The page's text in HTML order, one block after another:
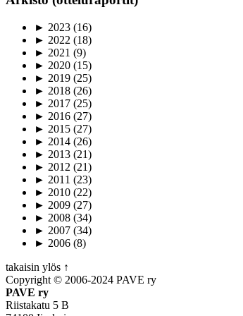
► 2023 (16)
► 2022 (18)
► 2021 (9)
► 2020 (15)
► 2019 (25)
► 2018 (26)
► 2017 (25)
► 2016 (27)
► 2015 (27)
► 2014 (26)
► 2013 (21)
► 2012 (21)
► 2011 (23)
► 2010 (22)
► 2009 (27)
► 2008 (34)
► 2007 (34)
► 2006 (8)
takaisin ylös ↑
Copyright © 2006-2024 PAVE ry
PAVE ry
Riistakatu 5 B